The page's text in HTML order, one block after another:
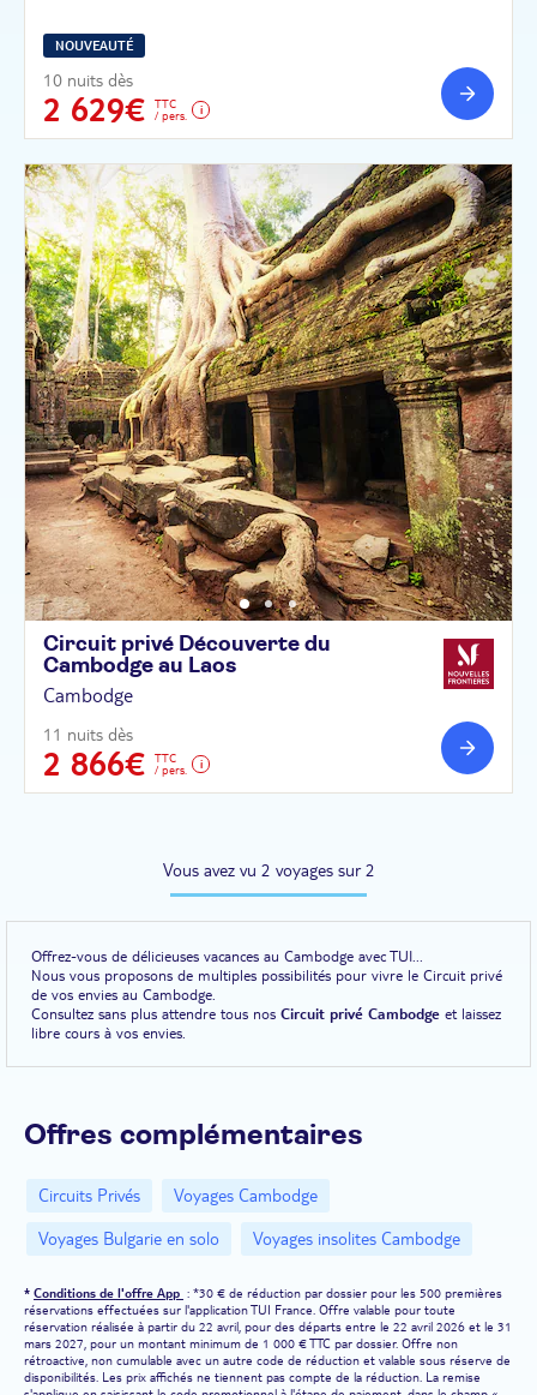
NOUVEAUTÉ
10 nuits dès
2 629€
TTC
/ pers.
Circuit privé Découverte du
Cambodge au Laos
Cambodge
11 nuits dès
2 866€
TTC
/ pers.
Vous avez vu 2 voyages sur 2
Offrez-vous de délicieuses vacances au Cambodge avec TUI...
Nous vous proposons de multiples possibilités pour vivre le Circuit privé
de vos envies au Cambodge.
Consultez sans plus attendre tous nos Circuit privé Cambodge et laissez
libre cours à vos envies.
Offres complémentaires
Circuits Privés
Voyages Cambodge
Voyages Bulgarie en solo
Voyages insolites Cambodge
* Conditions de l'offre App : *30 € de réduction par dossier pour les 500 premières
réservations effectuées sur l'application TUI France. Offre valable pour toute
réservation réalisée à partir du 22 avril, pour des départs entre le 22 avril 2026 et le 31
mars 2027, pour un montant minimum de 1 000 € TTC par dossier. Offre non
rétroactive, non cumulable avec un autre code de réduction et valable sous réserve de
disponibilités. Les prix affichés ne tiennent pas compte de la réduction. La remise